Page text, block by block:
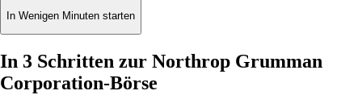
In Wenigen Minuten starten
In 3 Schritten zur Northrop Grumman
Corporation-Börse